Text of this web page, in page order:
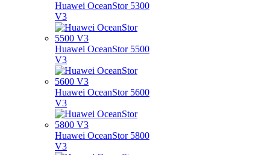
Huawei OceanStor 5300
V3
Huawei OceanStor 5500
V3
Huawei OceanStor 5600
V3
Huawei OceanStor 5800
V3